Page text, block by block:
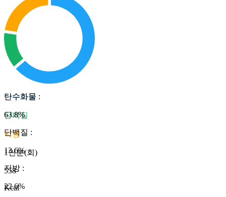
탄수화물
단백질
지방
1인분(회)
558
Kcal
탄수화물 :
63.8%
단백질 :
13.6%
지방 :
22.6%